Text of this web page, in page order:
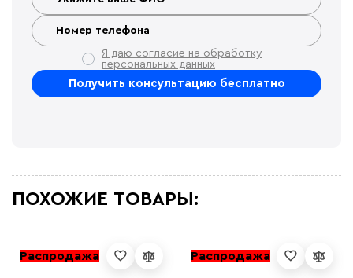
Я даю согласие на обработку
персональных данных
ПОХОЖИЕ ТОВАРЫ:
Распродажа Распродажа